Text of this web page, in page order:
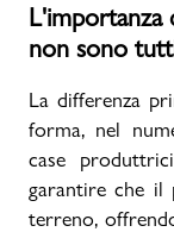
L'importanza
non sono
La differenza
forma, nel
case
garantire che il
terreno,